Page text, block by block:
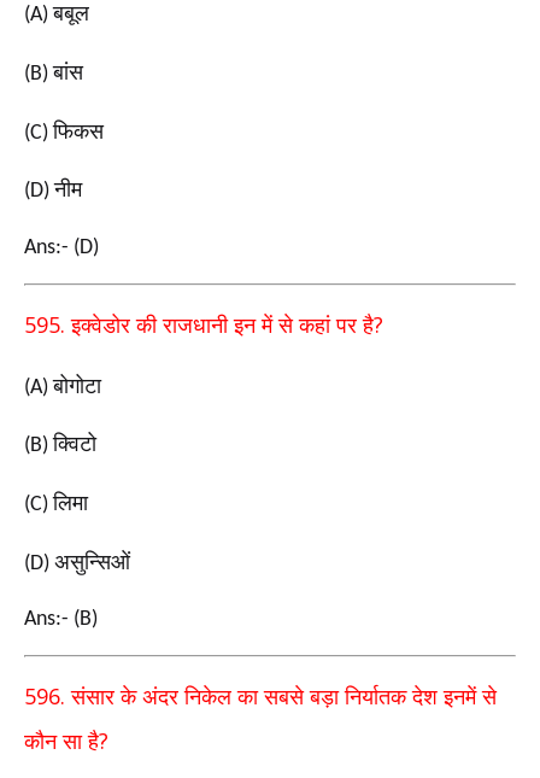
(A)बबूल
(B)बांस
(C)फिकस
(D)नीम
Ans:- (D)
595.इक्वेडोर की राजधानी इन में से कहां पर है?
(A)बोगोटा
(B)क्विटो
(C)लिमा
(D) असुन्सिओं
Ans:- (B)
596.संसार के अंदर निकेल का सबसे बड़ा निर्यातक देश इनमें से
कौन सा है?